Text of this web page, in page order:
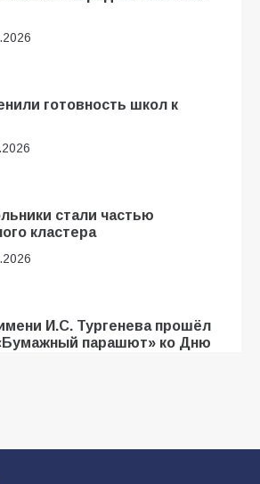
готовность школ к
стали частью
кластера
И.С. Тургенева прошёл
парашют» ко Дню
набор?» Что на самом
в армии России в августе